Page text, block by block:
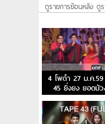
ดูรายการย้อนหลัง ดู
4 โพดำ 27 ม.ค.59
45 ยิ่งยง ยอดบั